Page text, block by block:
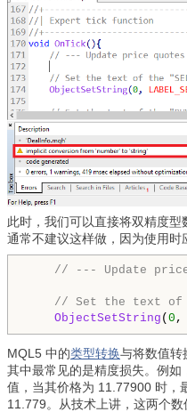
此时，我们可以直接将双精度
通常不建议这样做，因为使用时
// --- Update
// Set the text of
ObjectSetString (0 ,
MQL5 中的类型转换与将数值转
其中最常见的是精度损失。例
值，当其价格为 11.77900 时，
11.779。从技术上讲，这两个